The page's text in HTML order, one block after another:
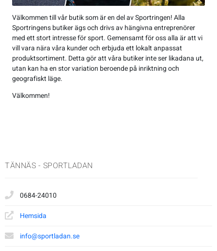
Jackor
Overaller
Regnkläder
T-shirts & linnen
Kängor
Sneakers
Övrigt
Lek & spel
Sporttillbehör
Väskor
Accessoarer
Byxor
Jackor
Regnkläder
Underkläder
Sneakers
Träningsskor
Walkingskor
Cykelskor
Friluftstillbehör
Glasögon
Handskar
Hjälmar
Skridskor
Accessoarer
Byxor
Jackor
Regnkläder
Underkläder
Träningsskor
Walkingskor
Cykelskor
Gummistövlar
Friluftstillbehör
Glasögon
Handskar
Hjälmar
Skridskor
Simning
Squash
Alpint
Badminton
Hockey
Välkommen till vår butik som är en del av Sportringen! Alla
Sportringens butiker ägs och drivs av hängivna entreprenörer
med ett stort intresse för sport. Gemensamt för oss alla är att vi
vill vara nära våra kunder och erbjuda ett lokalt anpassat
produktsortiment. Detta gör att våra butiker inte ser likadana ut,
utan kan ha en stor variation beroende på inriktning och
geografiskt läge.
Välkommen!
TÄNNÄS - SPORTLADAN
0684-24010
Hemsida
info@sportladan.se